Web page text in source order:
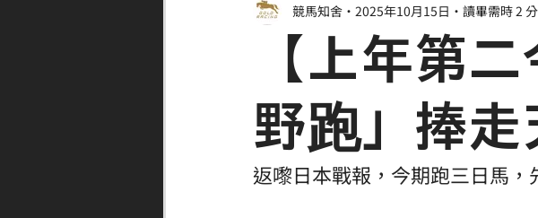
Bobby 超仔 Tony 鹿
【上年第
野跑」捧走
競馬知舍 2025年10月15日 讀畢需時 2
返嚟日本戰報，今期跑三日馬，